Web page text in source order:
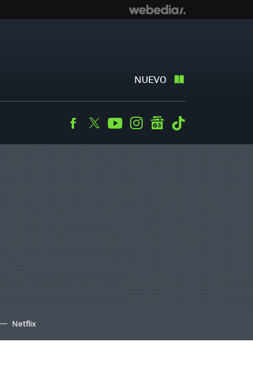
NUEVO
Facebook
TwitterYoutubeInstagramgooglenews
Netflix